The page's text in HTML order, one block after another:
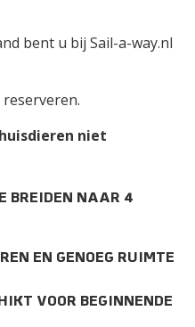
bent u bij Sail-a-way.nl
niet
BREIDEN NAAR 4
EN GENOEG RUIMTE
VOOR BEGINNENDE